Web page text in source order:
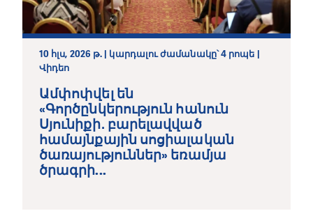
10 հլս, 2026 թ. | կարդալու ժամանակը՝ 4 րոպե |
Վիդեո
Ամփոփվել են
«Գործընկերություն հանուն
Սյունիքի․ բարելավված
համայնքային սոցիալական
ծառայություններ» եռամյա
ծրագրի...